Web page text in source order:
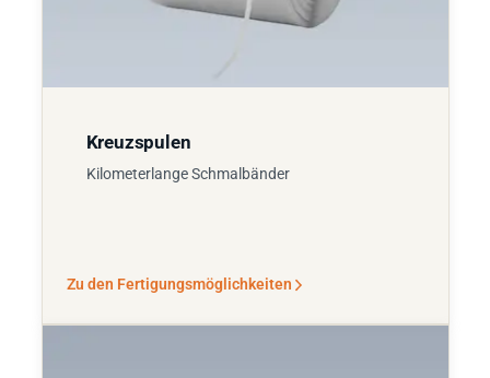
Kreuzspulen
Kilometerlange Schmalbänder
Zu den Fertigungsmöglichkeiten